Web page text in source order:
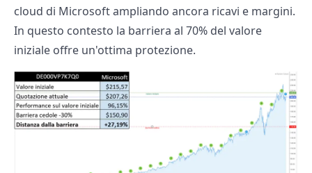
cloud di Microsoft ampliando ancora ricavi e margini.
In questo contesto la barriera al 70% del valore
iniziale offre un'ottima protezione.